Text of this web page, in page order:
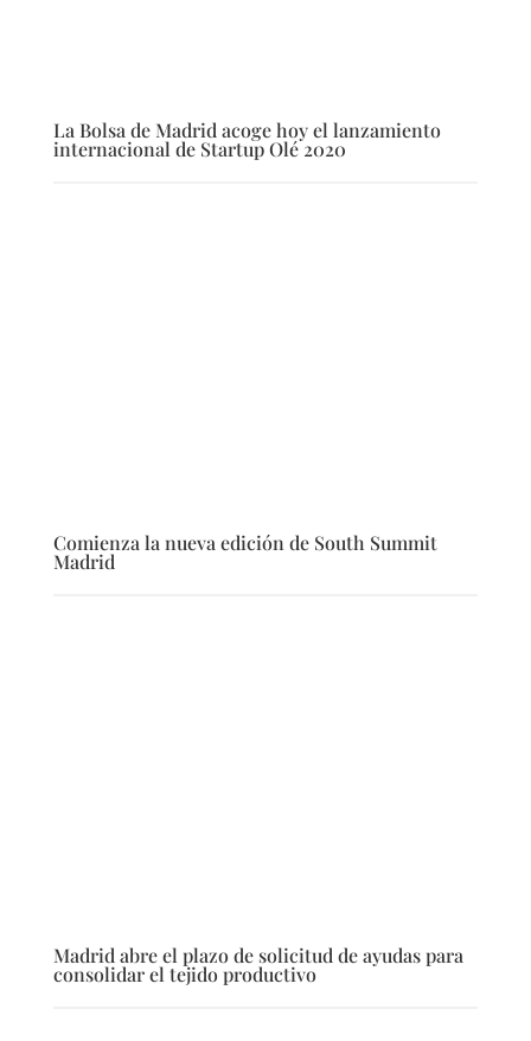
La Bolsa de Madrid acoge hoy el lanzamiento
internacional de Startup Olé 2020
Comienza la nueva edición de South Summit
Madrid
Madrid abre el plazo de solicitud de ayudas para
consolidar el tejido productivo